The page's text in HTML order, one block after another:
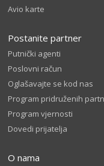
Avio karte
Postanite partner
Putnički agenti
Poslovni račun
Oglašavajte se kod nas
Program pridruženih
Program vjernosti
Dovedi prijatelja
O nama